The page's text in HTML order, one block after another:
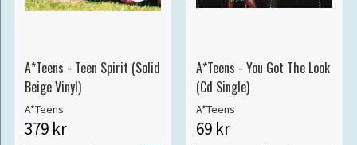
A*Teens - Teen Spirit (Solid
Beige Vinyl)
A*Teens
379 kr
A*Teens - You Got The Look
(Cd Single)
A*Teens
69 kr